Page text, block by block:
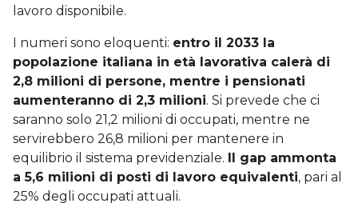
lavoro disponibile.
I numeri sono eloquenti: entro il 2033 la
popolazione italiana in età lavorativa calerà di
2,8 milioni di persone, mentre i pensionati
aumenteranno di 2,3 milioni. Si prevede che ci
saranno solo 21,2 milioni di occupati, mentre ne
servirebbero 26,8 milioni per mantenere in
equilibrio il sistema previdenziale. Il gap ammonta
a 5,6 milioni di posti di lavoro equivalenti, pari al
25% degli occupati attuali.